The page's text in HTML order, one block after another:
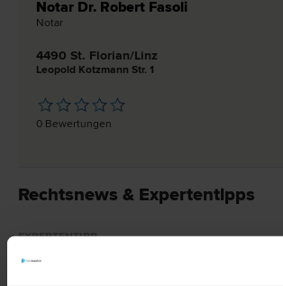
Notar Dr. Robert Fasoli
Notar
4490 St. Florian/Linz
Leopold Kotzmann Str. 1
0 Bewertungen
Rechtsnews & Expertentipps
EXPERTENTIPP